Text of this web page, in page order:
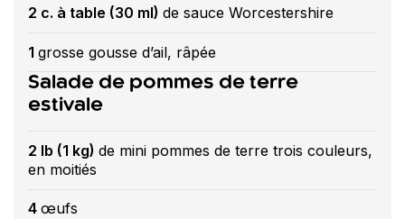
2 c. à table (30 ml) de sauce Worcestershire
1 grosse gousse d’ail, râpée
Salade de pommes de terre
estivale
2 lb (1 kg) de mini pommes de terre trois couleurs,
en moitiés
4 œufs